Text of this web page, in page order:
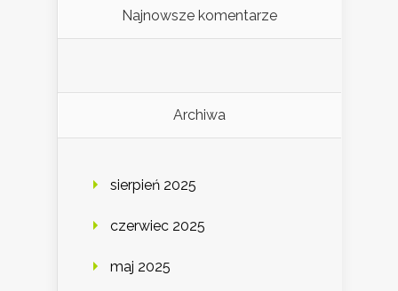
Najnowsze komentarze
Archiwa
sierpień 2025
czerwiec 2025
maj 2025